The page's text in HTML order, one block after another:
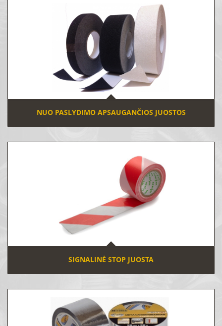
NUO PASLYDIMO APSAUGANČIOS JUOSTOS
SIGNALINĖ STOP JUOSTA